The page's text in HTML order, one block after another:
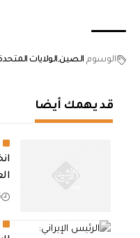
الوسوم الصين الولايات
قد يهمك أيضا